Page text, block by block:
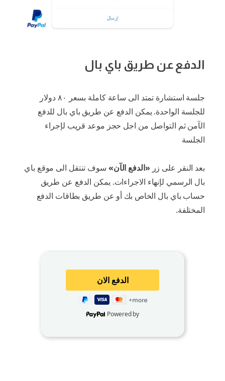
الدفع عن طريق باي بال
جلسة استشارة تمتد الى ساعة كاملة بسعر ٨٠ دولار
للجلسة الواحدة. يمكن الدفع عن طريق باي بال للدفع
الآمن ثم التواصل من اجل حجز موعد قريب لإجراء
الجلسة
بعد النقر على زر «الدفع الآن» سوف تنتقل الى موقع باي
بال الرسمي لإنهاء الاجراءات. يمكن الدفع عن طريق
حساب باي بال الخاص بك أو عن طريق بطاقات الدفع
المختلفة.
Powered by